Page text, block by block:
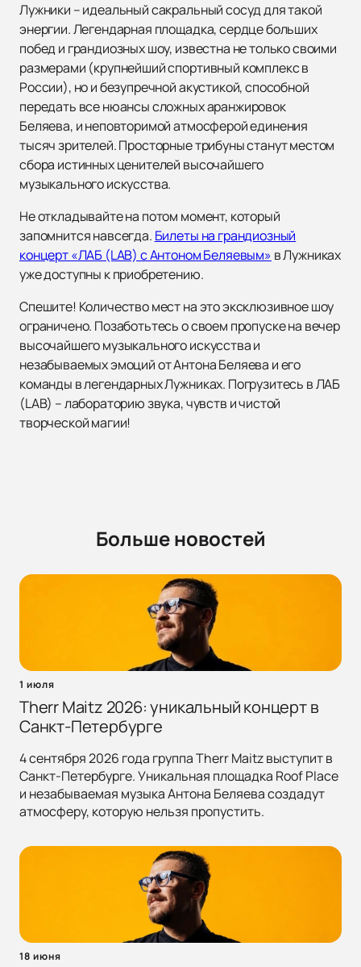
Лужники – идеальный сакральный сосуд для такой
энергии. Легендарная площадка, сердце больших
побед и грандиозных шоу, известна не только своими
размерами (крупнейший спортивный комплекс в
России), но и безупречной акустикой, способной
передать все нюансы сложных аранжировок
Беляева, и неповторимой атмосферой единения
тысяч зрителей. Просторные трибуны станут местом
сбора истинных ценителей высочайшего
музыкального искусства.
Не откладывайте на потом момент, который
запомнится навсегда. Билеты на грандиозный
концерт «ЛАБ (LAB) с Антоном Беляевым» в Лужниках
уже доступны к приобретению.
Спешите! Количество мест на это эксклюзивное шоу
ограничено. Позаботьтесь о своем пропуске на вечер
высочайшего музыкального искусства и
незабываемых эмоций от Антона Беляева и его
команды в легендарных Лужниках. Погрузитесь в ЛАБ
(LAB) – лабораторию звука, чувств и чистой
творческой магии!
Больше новостей
1 июля
Therr Maitz 2026: уникальный концерт в
Санкт-Петербурге
4 сентября 2026 года группа Therr Maitz выступит в
Санкт-Петербурге. Уникальная площадка Roof Place
и незабываемая музыка Антона Беляева создадут
атмосферу, которую нельзя пропустить.
18 июня